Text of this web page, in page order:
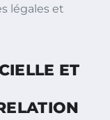
légales et
ET